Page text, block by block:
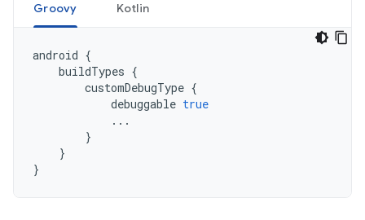
Groovy Kotlin
android {
buildTypes {
customDebugType {
debuggable true
...
}
}
}